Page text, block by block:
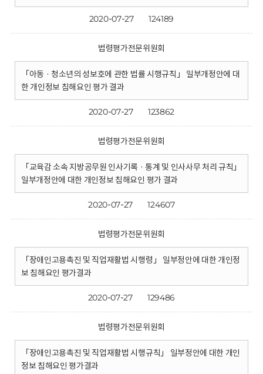
2020-07-27 124189
법령평가전문위원회
「아동 · 청소년의 성보호에 관한 법률 시행규칙」 일부개정안에 대
한 개인정보 침해요인 평가 결과
2020-07-27 123862
법령평가전문위원회
「교육감 소속 지방공무원 인사기록 · 통계 및 인사사무 처리 규칙」
일부개정안에 대한 개인정보 침해요인 평가 결과
2020-07-27 124607
법령평가전문위원회
「장애인고용촉진 및 직업재활법 시행령」 일부정안에 대한 개인정
보 침해요인 평가결과
2020-07-27 129486
법령평가전문위원회
「장애인고용촉진 및 직업재활법 시행규칙」 일부정안에 대한 개인
정보 침해요인 평가결과